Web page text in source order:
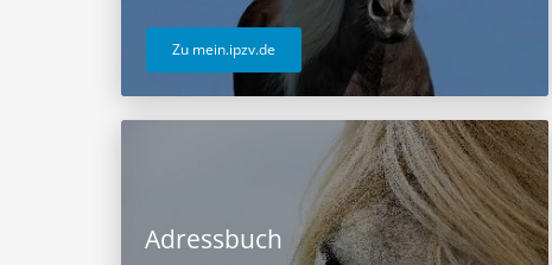
Zu mein.ipzv.de
Adressbuch